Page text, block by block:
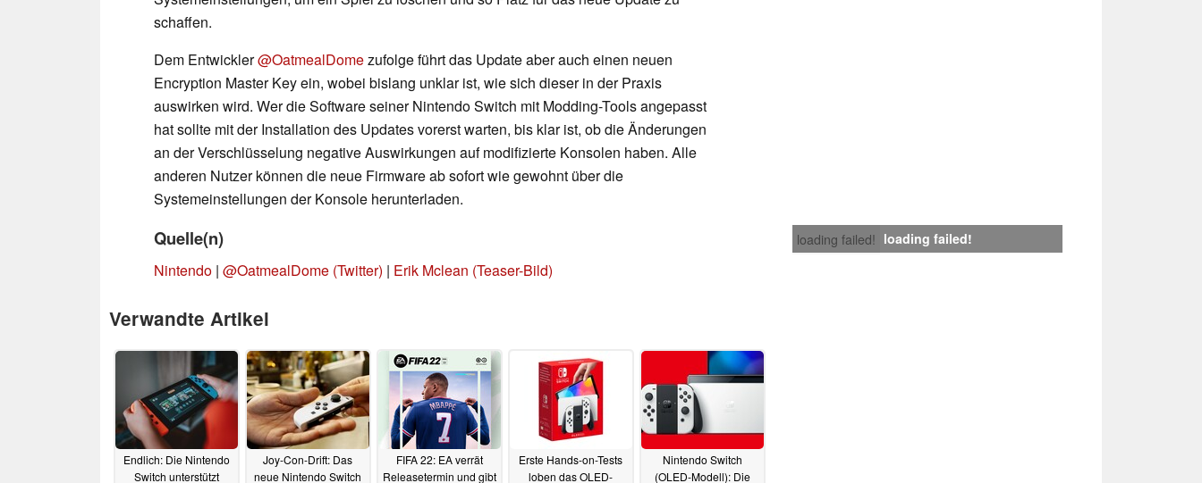
schaffen.
Dem Entwickler@OatmealDomezufolge führt das Update aber auch einen neuen
Encryption Master Key ein, wobei bislang unklar ist, wie sich dieser in der Praxis
auswirken wird. Wer die Software seiner Nintendo Switch mit Modding-Tools angepasst
hat sollte mit der Installation des Updates vorerst warten, bis klar ist, ob die Änderungen
an der Verschlüsselung negative Auswirkungen auf modifizierte Konsolen haben. Alle
anderen Nutzer können die neue Firmware ab sofort wie gewohnt über die
Systemeinstellungen der Konsole herunterladen.
loading failed! loading failed!
Quelle(n)
Nintendo | @OatmealDome (Twitter) | Erik Mclean (Teaser-Bild)
Verwandte Artikel
Endlich: Die Nintendo
Switch unterstützt
Joy-Con-Drift: Das
neue Nintendo Switch
FIFA 22: EA verrät
Releasetermin und gibt
Erste Hands-on-Tests
loben das OLED-
Nintendo Switch
(OLED-Modell): Die